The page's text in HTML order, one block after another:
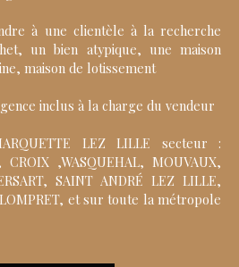
à une clientèle à la recherche
un bien atypique, une maison
maison de lotissement
inclus à la charge du vendeur
LEZ LILLE secteur :
CROIX ,WASQUEHAL, MOUVAUX,
SAINT ANDRÉ LEZ LILLE,
et sur toute la métropole